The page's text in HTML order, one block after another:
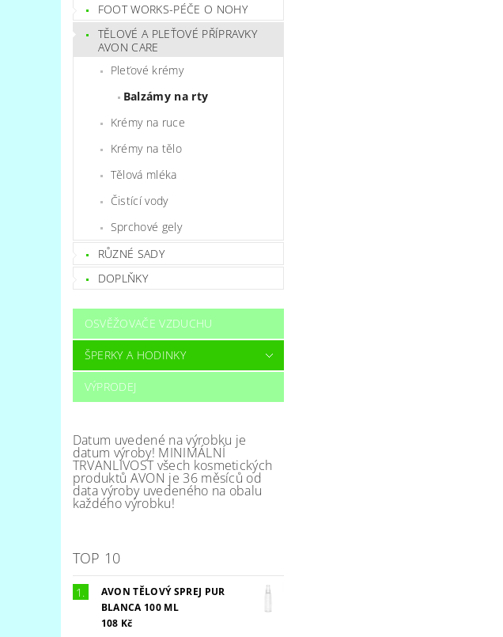
FOOT WORKS-PÉČE O NOHY
TĚLOVÉ A PLEŤOVÉ PŘÍPRAVKY
AVON CARE
Pleťové krémy
Balzámy na rty
Krémy na ruce
Krémy na tělo
Tělová mléka
Čistící vody
Sprchové gely
RŮZNÉ SADY
DOPLŇKY
OSVĚŽOVAČE VZDUCHU
ŠPERKY A HODINKY
VÝPRODEJ
Datum uvedené na výrobku je
datum výroby! MINIMÁLNÍ
TRVANLIVOST všech kosmetických
produktů AVON je 36 měsíců od
data výroby uvedeného na obalu
každého výrobku!
TOP 10
AVON TĚLOVÝ SPREJ PUR
BLANCA 100 ML
108 Kč